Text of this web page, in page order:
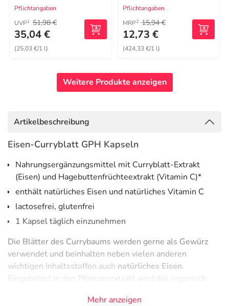
Pflichtangaben
UVP1 51,98 €
35,04 €
(25,03 €/1 l)
Pflichtangaben
MRP2 15,94 €
12,73 €
(424,33 €/1 l)
Weitere Produkte anzeigen
Artikelbeschreibung
Eisen-Curryblatt GPH Kapseln
Nahrungsergänzungsmittel mit Curryblatt-Extrakt
(Eisen) und Hagebuttenfrüchteextrakt (Vitamin C)*
enthält natürliches Eisen und natürliches Vitamin C
lactosefrei, glutenfrei
1 Kapsel täglich einzunehmen
Die Blätter des Currybaums werden gerne als Gewürz
verwendet und beinhalten neben vielen anderen
wichtigen Inhaltsstoffen auch natürliches Eisen.
Eingebettet in den Pflanzenextrakt wird das organisch
Mehr anzeigen